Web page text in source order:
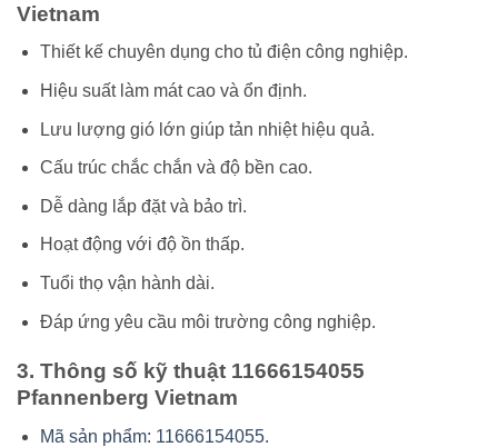
Vietnam
Thiết kế chuyên dụng cho tủ điện công nghiệp.
Hiệu suất làm mát cao và ổn định.
Lưu lượng gió lớn giúp tản nhiệt hiệu quả.
Cấu trúc chắc chắn và độ bền cao.
Dễ dàng lắp đặt và bảo trì.
Hoạt động với độ ồn thấp.
Tuổi thọ vận hành dài.
Đáp ứng yêu cầu môi trường công nghiệp.
3. Thông số kỹ thuật 11666154055
Pfannenberg Vietnam
Mã sản phẩm: 11666154055.